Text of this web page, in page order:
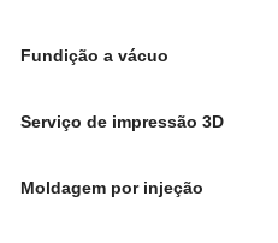
Fundição a vácuo
Serviço de impressão 3D
Moldagem por injeção